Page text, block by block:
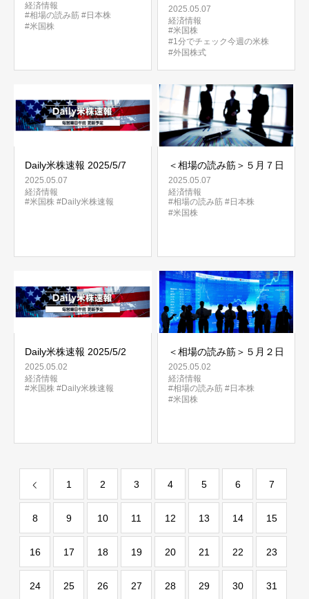
経済情報
#相場の読み筋 #日本株
#米国株
2025.05.07
経済情報
#米国株
#1分でチェック今週の米株
#外国株式
Daily米株速報 2025/5/7
2025.05.07
経済情報
#米国株 #Daily米株速報
＜相場の読み筋＞５月７日
2025.05.07
経済情報
#相場の読み筋 #日本株
#米国株
Daily米株速報 2025/5/2
2025.05.02
経済情報
#米国株 #Daily米株速報
＜相場の読み筋＞５月２日
2025.05.02
経済情報
#相場の読み筋 #日本株
#米国株
1 2 3 4 5 6 7
8 9 10 11 12 13 14 15
16 17 18 19 20 21 22 23
24 25 26 27 28 29 30 31